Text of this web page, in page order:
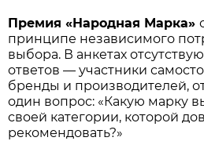
Премия «Народная Марка»
принципе независимого
выбора. В анкетах
ответов — участники
бренды и производителей,
один вопрос: «Какую марку
своей категории, которой
рекомендовать?»